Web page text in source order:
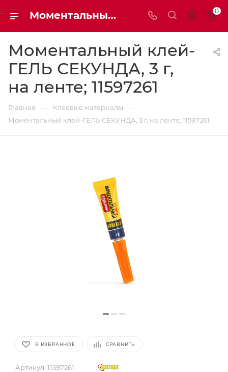
Моментальный клей-ГЕЛЬ СЕКУНДА, 3 г, на ленте; 11597261 купить - Мaxim-stroy 0
Моментальный клей-
ГЕЛЬ СЕКУНДА, 3 г,
на ленте; 11597261
Главная — Клеевые материалы —
Моментальный клей-ГЕЛЬ СЕКУНДА, 3 г, на ленте; 11597261
В ИЗБРАННОЕ СРАВНИТЬ
Артикул: 11597261